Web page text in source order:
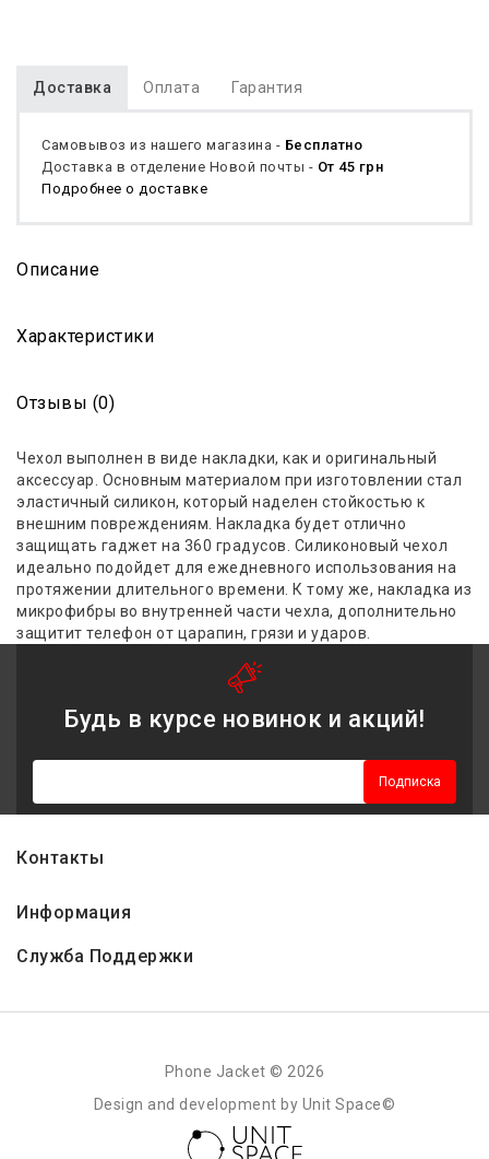
Доставка Оплата Гарантия
Самовывоз из нашего магазина - Бесплатно
Доставка в отделение Новой почты - От 45 грн
Подробнее о доставке
Описание
Характеристики
Отзывы (0)
Чехол выполнен в виде накладки, как и оригинальный
аксессуар. Основным материалом при изготовлении стал
эластичный силикон, который наделен стойкостью к
внешним повреждениям. Накладка будет отлично
защищать гаджет на 360 градусов. Силиконовый чехол
идеально подойдет для ежедневного использования на
протяжении длительного времени. К тому же, накладка из
микрофибры во внутренней части чехла, дополнительно
защитит телефон от царапин, грязи и ударов.
Будь в курсе новинок и акций!
Подписка
Контакты
Информация
Служба Поддержки
Phone Jacket © 2026
Design and development by Unit Space©